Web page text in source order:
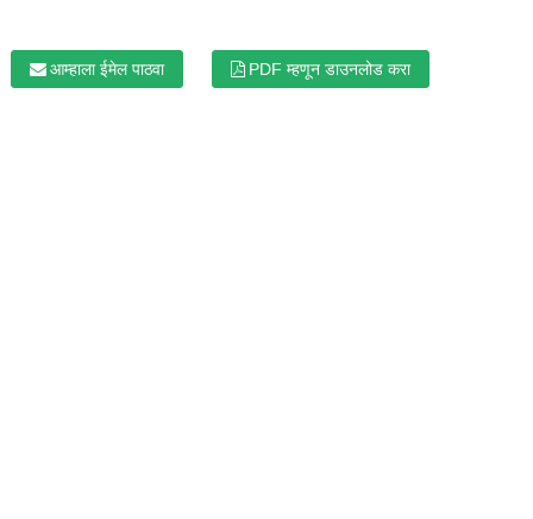
आम्हाला ईमेल पाठवा PDF म्हणून डाउनलोड करा